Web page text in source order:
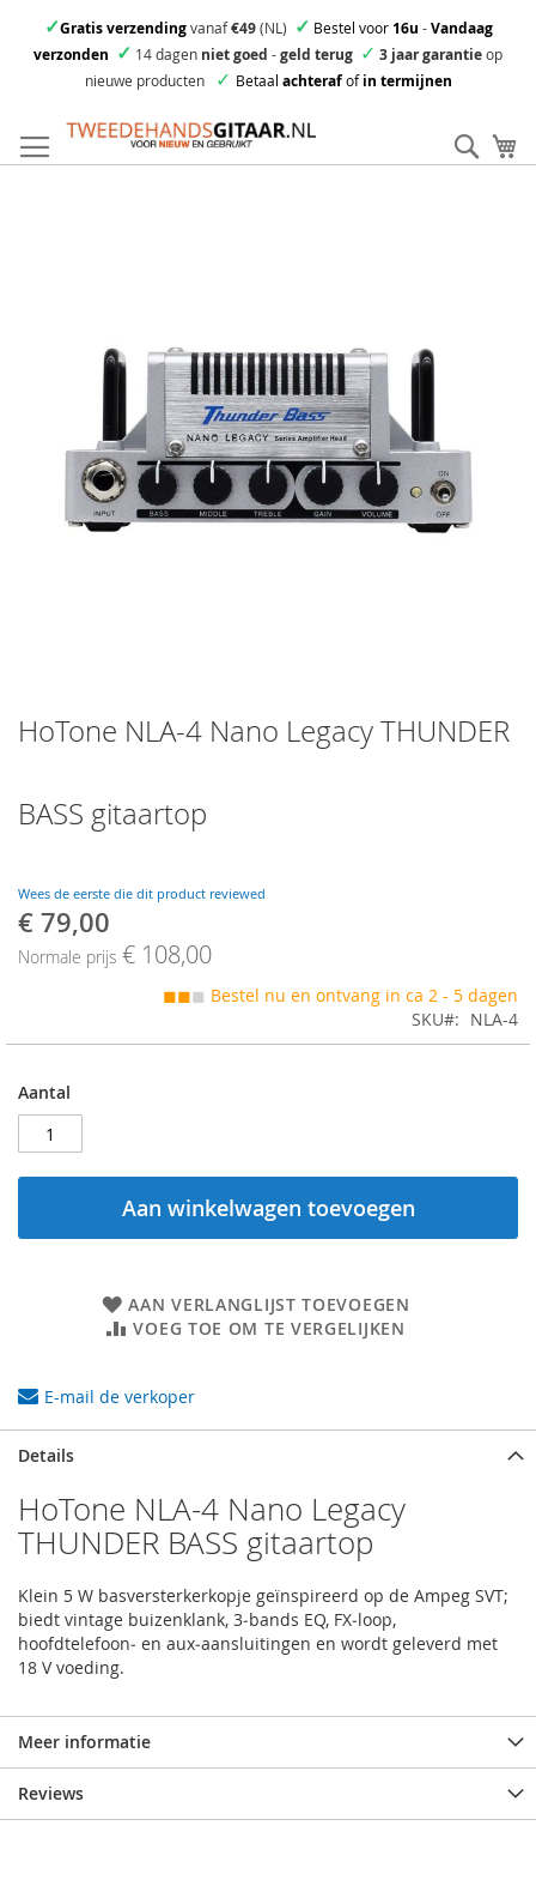
✓Gratis verzendingvanaf€49(NL) ✓ Bestel voor16u -Vandaag
verzonden ✓ 14 dagen niet goed -geld terug ✓ 3 jaar garantieop
nieuwe producten
✓ Betaal achterafofin termijnen
direct
door
HoTone NLA-4 Nano Legacy THUNDER
BASS gitaartop
Wees de eerste die dit product reviewed
Speciale
€ 79,00
Normale prijs € 108,00
◼◼◼ Bestel nu en ontvang in ca 2 - 5 dagen
SKU
NLA-4
Aantal
Aan winkelwagen toevoegen
AAN VERLANGLIJST TOEVOEGEN
VOEG TOE OM TE VERGELIJKEN
E-mail de verkoper
to
the
the
Details
HoTone NLA-4 Nano Legacy
THUNDER BASS gitaartop
Klein 5 W basversterkerkopje geïnspireerd op de Ampeg SVT;
biedt vintage buizenklank, 3‑bands EQ, FX‑loop,
hoofdtelefoon‑ en aux‑aansluitingen en wordt geleverd met
18 V voeding.
Meer informatie
Reviews